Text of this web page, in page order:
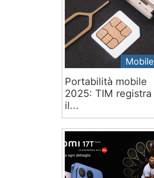
Mobile
Portabilità mobile
2025: TIM registra
il...